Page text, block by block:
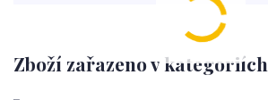
Zboží zařazeno v kategoriích